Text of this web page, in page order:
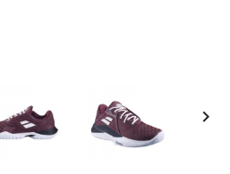
